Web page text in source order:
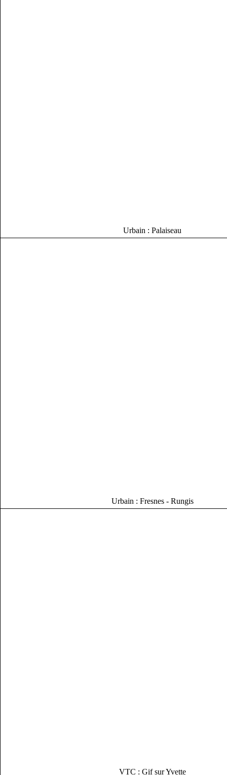
Urbain : Palaiseau
Urbain : Fresnes - Rungis
VTC : Gif sur Yvette